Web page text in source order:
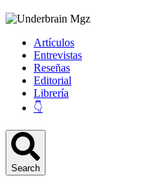
Artículos
Entrevistas
Reseñas
Editorial
Librería
👇
Search